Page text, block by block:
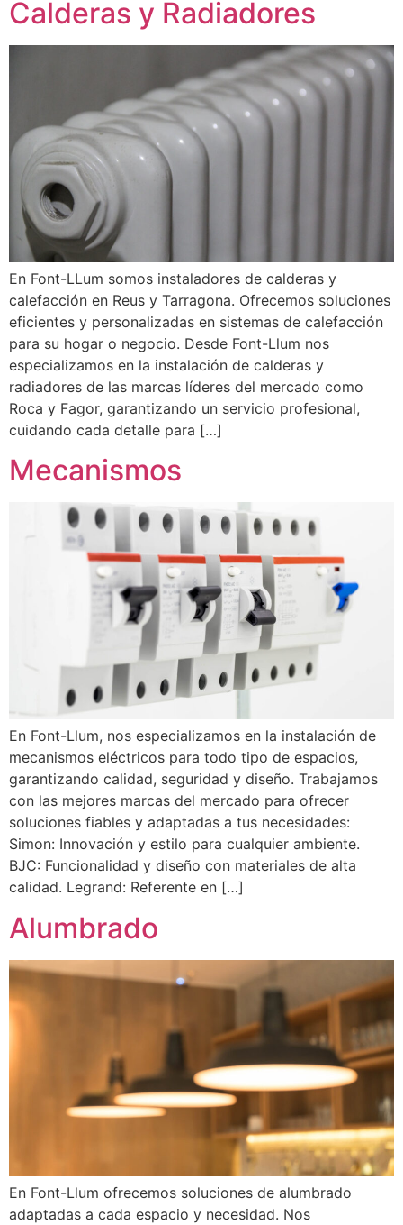
Calderas y Radiadores
En Font-LLum somos instaladores de calderas y
calefacción en Reus y Tarragona. Ofrecemos soluciones
eficientes y personalizadas en sistemas de calefacción
para su hogar o negocio. Desde Font-Llum nos
especializamos en la instalación de calderas y
radiadores de las marcas líderes del mercado como
Roca y Fagor, garantizando un servicio profesional,
cuidando cada detalle para […]
Mecanismos
En Font-Llum, nos especializamos en la instalación de
mecanismos eléctricos para todo tipo de espacios,
garantizando calidad, seguridad y diseño. Trabajamos
con las mejores marcas del mercado para ofrecer
soluciones fiables y adaptadas a tus necesidades:
Simon: Innovación y estilo para cualquier ambiente.
BJC: Funcionalidad y diseño con materiales de alta
calidad. Legrand: Referente en […]
Alumbrado
En Font-Llum ofrecemos soluciones de alumbrado
adaptadas a cada espacio y necesidad. Nos